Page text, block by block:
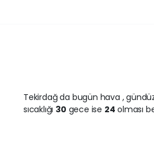
Tekirdağ da bugün hava ,
sıcaklığı 30 gece ise 24 olması